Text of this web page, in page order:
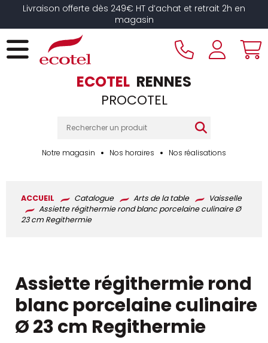
Livraison offerte dès 249€ HT d’achat et retrait 2h en
magasin
ECOTEL RENNES
PROCOTEL
Notre magasin Nos horaires Nos réalisations
ACCUEIL Catalogue Arts de la table
Vaisselle
Assiette régithermie rond blanc porcelaine culinaire Ø
23 cm Regithermie
Assiette régithermie rond
blanc porcelaine culinaire
Ø 23 cm Regithermie
Panneau de gestion des cookies